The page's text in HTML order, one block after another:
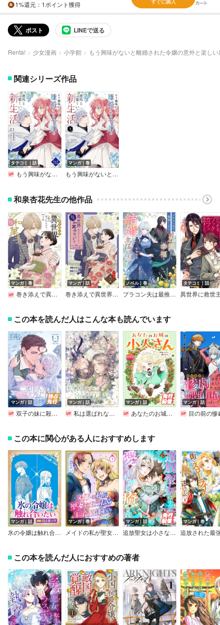
1%還元 ：1ポイント獲得 すぐに購入
ポスト LINEで送る
Renta! 少女漫画 小学館 もう興味がないと離婚された令嬢の意外と楽し
関連シリーズ作品
タテコミ｜話
もう興味がないと離婚された令嬢の意外と楽しい新生活【フルカラー】
マンガ｜巻
もう興味がないと離婚された令嬢の意外と楽しい新生活
和泉杏花先生の他作品
マンガ｜巻
巻き添えで異世界に喚び出されたので、世界観無視して和菓子作ります
マンガ｜話
巻き添えで異世界に喚び出されたので、世界観無視して和菓子作ります【単話】
ノベル｜巻
ブラコン夫は最推しなので、放置されても幸福な結婚生活です。【電子特典付き】
タテコミ｜話
この本を読んだ人はこんな本も読んでいます
マンガ｜話
双子の妹に殺された姉、二度目の人生は初恋のイケおじ王弟にフルベットします！ 連載版
マンガ｜話
私は選ばれない 【連載版】
マンガ｜話
あなたのお城の小人さん ～御飯下さい、働きますっ～（コミック）【分冊版】
マンガ｜話
目の前の惨劇で前世を思い出したけど、あまりにも問題山積みでいっぱいいっぱ
この本に関心がある人におすすめします
マンガ｜話
氷の令嬢は触れ合いたい
マンガ｜巻
メイドの私が聖女になったら王子と婚約！？～花嫁候補って聞いてないです～【合冊版】
マンガ｜話
追放聖女は小さな村で、愛されながら癒される。
マンガ｜巻
この本を読んだ人におすすめの著者